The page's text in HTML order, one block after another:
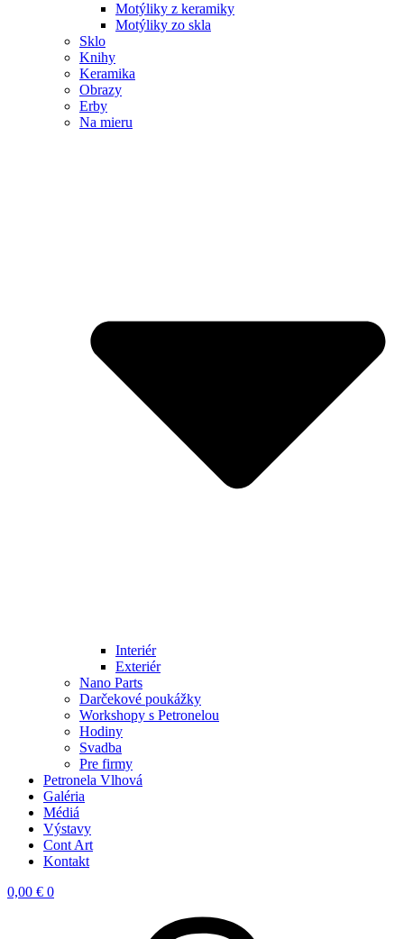
Motýliky z keramiky
Motýliky zo skla
Sklo
Knihy
Keramika
Obrazy
Erby
Na mieru
Interiér
Exteriér
Nano Parts
Darčekové poukážky
Workshopy s Petronelou
Hodiny
Svadba
Pre firmy
Petronela Vlhová
Galéria
Médiá
Výstavy
Cont Art
Kontakt
0,00 € 0